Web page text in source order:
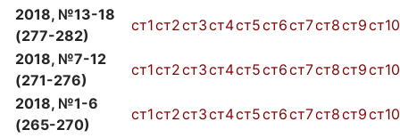
2018, №13-18
(277-282)
ст1ст2ст3ст4ст5ст6ст7ст8ст9ст10
2018, №7-12
(271-276)
ст1ст2ст3ст4ст5ст6ст7ст8ст9ст10
2018, №1-6
(265-270)
ст1ст2ст3ст4ст5ст6ст7ст8ст9ст10